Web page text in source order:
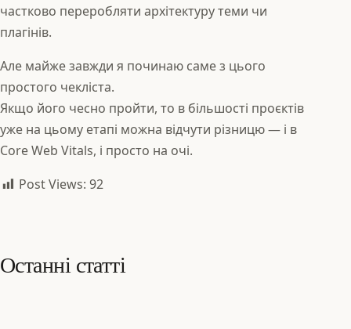
частково переробляти архітектуру теми чи
плагінів.
Але майже завжди я починаю саме з цього
простого чекліста.
Якщо його чесно пройти, то в більшості проєктів
уже на цьому етапі можна відчути різницю — і в
Core Web Vitals, і просто на очі.
Post Views: 92
Останні статті